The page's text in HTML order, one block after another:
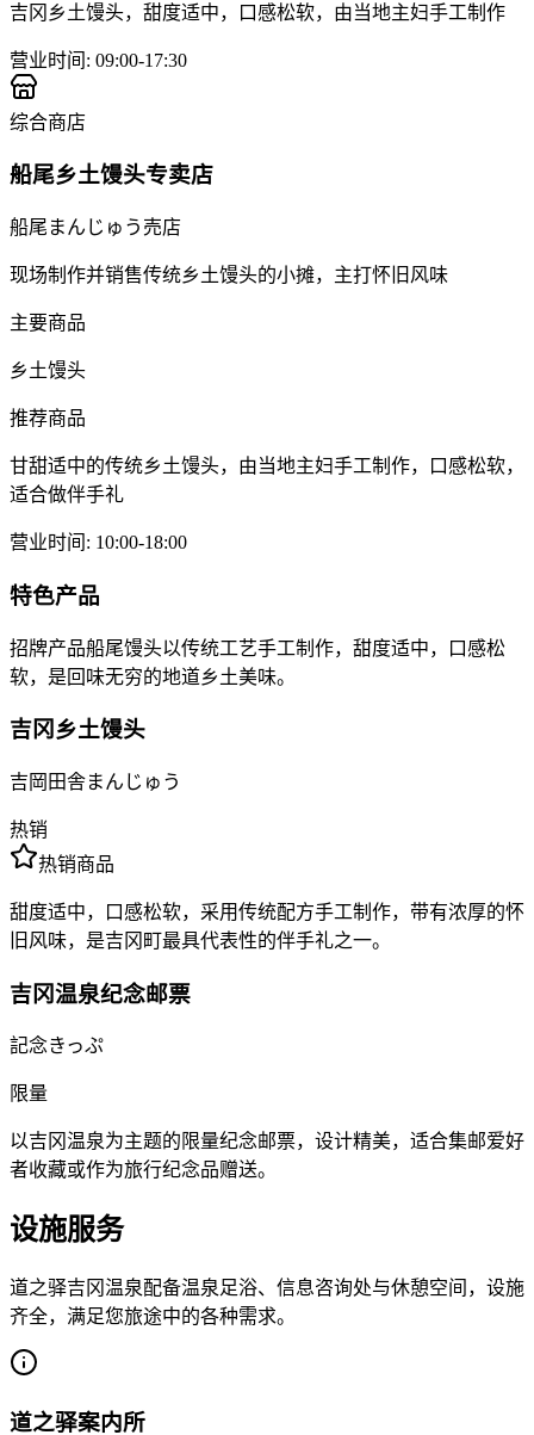
吉冈乡土馒头，甜度适中，口感松软，由当地主妇手工制作
营业时间 : 09:00-17:30
综合商店
船尾乡土馒头专卖店
船尾まんじゅう売店
现场制作并销售传统乡土馒头的小摊，主打怀旧风味
主要商品
乡土馒头
推荐商品
甘甜适中的传统乡土馒头，由当地主妇手工制作，口感松软，
适合做伴手礼
营业时间 : 10:00-18:00
特色产品
招牌产品船尾馒头以传统工艺手工制作，甜度适中，口感松
软，是回味无穷的地道乡土美味。
吉冈乡土馒头
吉岡田舎まんじゅう
热销
热销商品
甜度适中，口感松软，采用传统配方手工制作，带有浓厚的怀
旧风味，是吉冈町最具代表性的伴手礼之一。
吉冈温泉纪念邮票
記念きっぷ
限量
以吉冈温泉为主题的限量纪念邮票，设计精美，适合集邮爱好
者收藏或作为旅行纪念品赠送。
设施服务
道之驿吉冈温泉配备温泉足浴、信息咨询处与休憩空间，设施
齐全，满足您旅途中的各种需求。
道之驿案内所